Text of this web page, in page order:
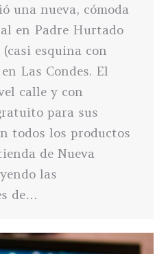
una nueva, cómoda
en Padre Hurtado
(casi esquina con
Las Condes. El
calle y con
para sus
todos los productos
de Nueva
las
de…